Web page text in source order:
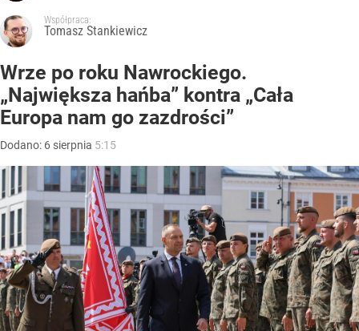
Współpraca:
Tomasz Stankiewicz
Wrze po roku Nawrockiego.
„Największa hańba” kontra „Cała
Europa nam go zazdrości”
Dodano: 6 sierpnia 5:15